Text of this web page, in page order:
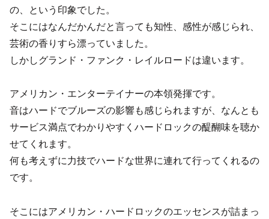
の、という印象でした。
そこにはなんだかんだと言っても知性、感性が感じられ、
芸術の香りすら漂っていました。
しかしグランド・ファンク・レイルロードは違います。
アメリカン・エンターテイナーの本領発揮です。
音はハードでブルーズの影響も感じられますが、なんとも
サービス満点でわかりやすくハードロックの醍醐味を聴か
せてくれます。
何も考えずに力技でハードな世界に連れて行ってくれるの
です。
そこにはアメリカン・ハードロックのエッセンスが詰まっ